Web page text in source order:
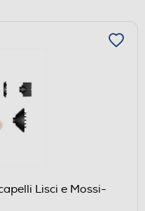
Lisci e Mossi-